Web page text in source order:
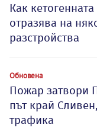
Как
отразява на
разстройства
Обновена
Пожар затвори
път край
трафика